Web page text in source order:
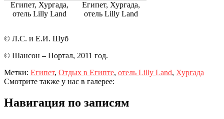
Египет, Хургада,
отель Lilly Land
Египет, Хургада,
отель Lilly Land
© Л.С. и Е.И. Шуб
© Шансон – Портал, 2011 год.
Метки: Египет, Отдых в Египте, отель Lilly Land, Хургада
Смотрите также у нас в галерее:
Навигация по записям